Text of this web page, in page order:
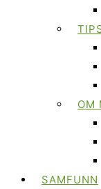
OM
SAMFUNN